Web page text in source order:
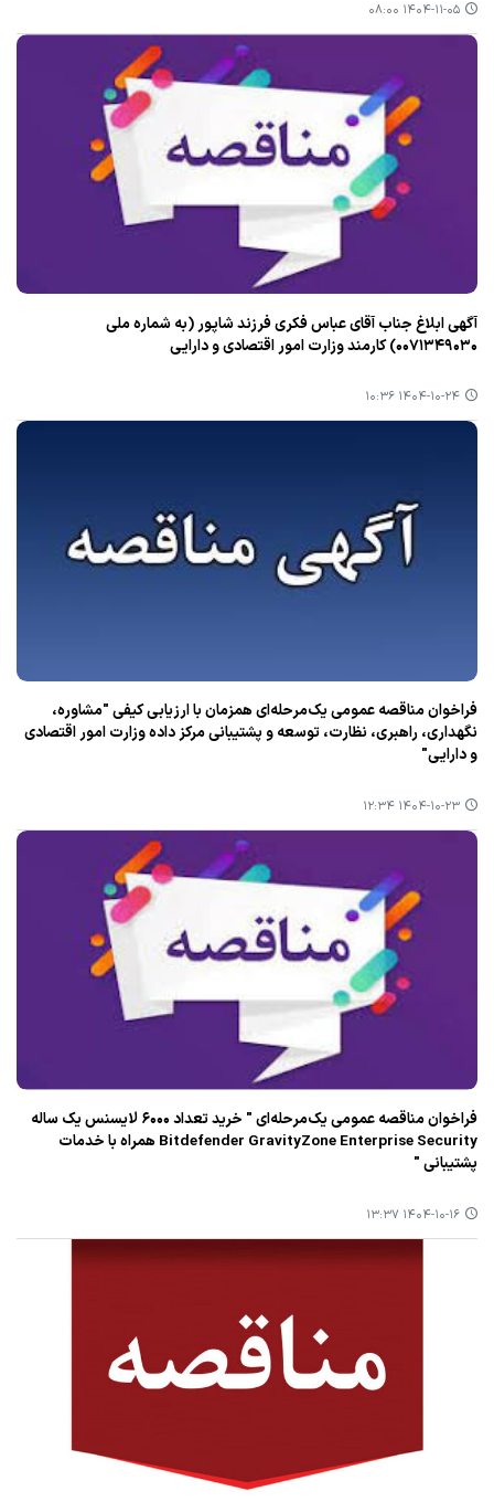
۱۴۰۴-۱۱-۰۵ ۰۸:۰۰
آگهی ابلاغ جناب آقای عباس فکری فرزند شاپور (به شماره ملی
۰۰۷۱۳۴۹۰۳۰) کارمند وزارت امور اقتصادی و دارایی
۱۴۰۴-۱۰-۲۴ ۱۰:۳۶
فراخوان مناقصه عمومی یک‌مرحله‌ای همزمان با ارزیابی کیفی "مشاوره،
نگهداری، راهبری، نظارت، توسعه و پشتیبانی مرکز داده وزارت امور اقتصادی
و دارایی"
۱۴۰۴-۱۰-۲۳ ۱۲:۳۴
فراخوان مناقصه عمومی یک‌مرحله‌ای " خرید تعداد ۶۰۰۰ لایسنس یک ساله
Bitdefender GravityZone Enterprise Security همراه با خدمات
پشتیبانی "
۱۴۰۴-۱۰-۱۶ ۱۳:۳۷